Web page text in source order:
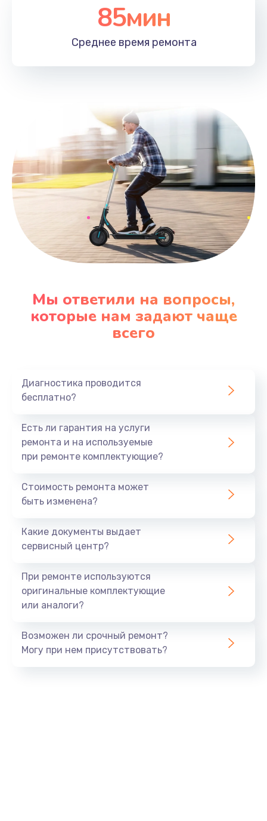
85мин
Среднее время ремонта
Мы ответили на вопросы,
которые нам задают чаще
всего
Диагностика проводится
бесплатно?
Есть ли гарантия на услуги
ремонта и на используемые
при ремонте комплектующие?
Стоимость ремонта может
быть изменена?
Какие документы выдает
сервисный центр?
При ремонте используются
оригинальные комплектующие
или аналоги?
Возможен ли срочный ремонт?
Могу при нем присутствовать?